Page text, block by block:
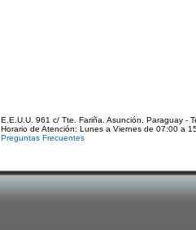
E.E.U.U. 961 c/ Tte. Fariña. Asunción, Paraguay -
Horario de Atención: Lunes a Viernes de 07:00 a
Preguntas Frecuentes